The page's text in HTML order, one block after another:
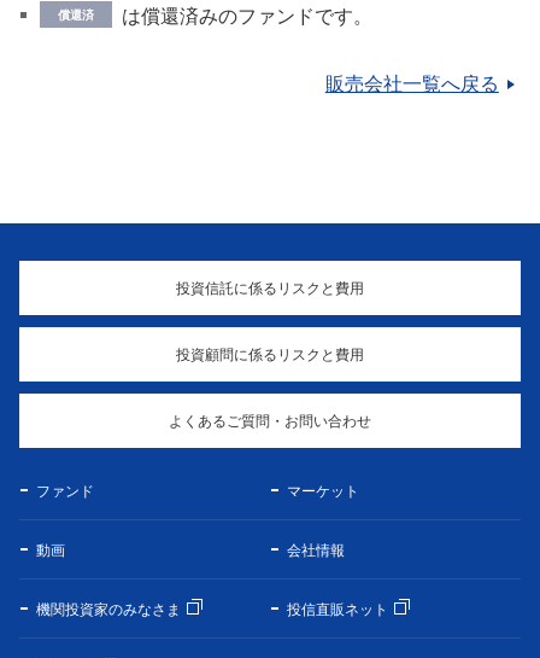
償還済 は償還済みのファンドです。
販売会社一覧へ戻る
投資信託に係るリスクと費用
投資顧問に係るリスクと費用
よくあるご質問・お問い合わせ
ファンド マーケット
動画 会社情報
機関投資家のみなさま 投信直販ネット